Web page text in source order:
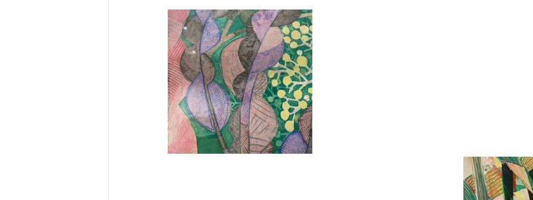
たからものforおくりもの2022 たからものforおくりもの2024